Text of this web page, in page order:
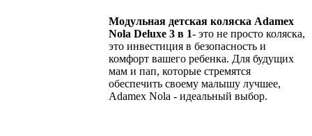
Модульная детская коляска Adamex
Nola Deluxe 3 в 1- это не просто коляска,
это инвестиция в безопасность и
комфорт вашего ребенка. Для будущих
мам и пап, которые стремятся
обеспечить своему малышу лучшее,
Adamex Nola - идеальный выбор.